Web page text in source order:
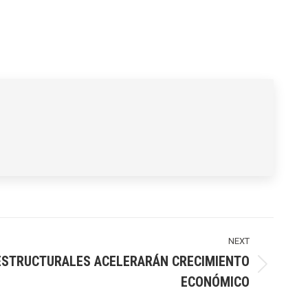
NEXT
ACELERARÁN CRECIMIENTO
ECONÓMICO